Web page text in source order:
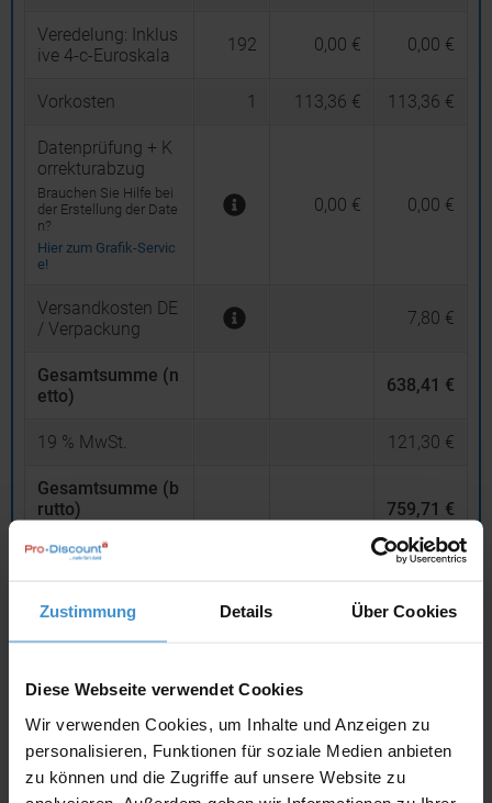
Zustimmung Details Über Cookies
Diese Webseite verwendet Cookies
Wir verwenden Cookies, um Inhalte und Anzeigen zu
personalisieren, Funktionen für soziale Medien anbieten
zu können und die Zugriffe auf unsere Website zu
Veredelung: Inklus
ive 4-c-Euroskala
192 0,00 € 0,00 €
Vorkosten 1 113,36 € 113,36 €
Datenprüfung + K
orrekturabzug
Brauchen Sie Hilfe bei
der Erstellung der Date
n?
Hier zum Grafik-Servic
e!
0,00 € 0,00 €
Versandkosten DE
/ Verpackung
7,80 €
Gesamtsumme (n
etto)
638,41 €
19 % MwSt. 121,30 €
Gesamtsumme (b
rutto)
759,71 €
In den
Angebot drucken
Individuelle Anfrage